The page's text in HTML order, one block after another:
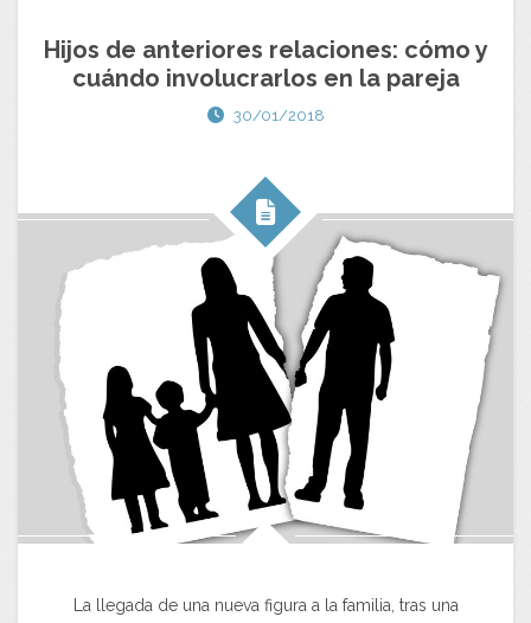
Hijos de anteriores relaciones: cómo y
cuándo involucrarlos en la pareja
30/01/2018
La llegada de una nueva figura a la familia, tras una